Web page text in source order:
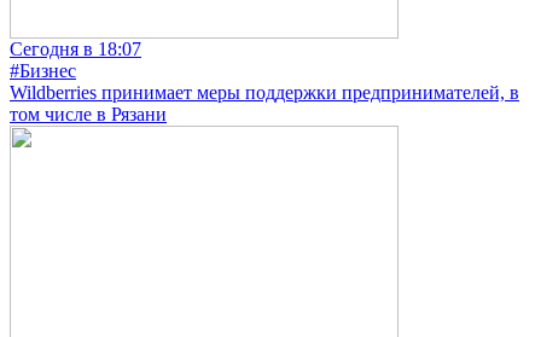
Сегодня в 18:07
#Бизнес
Wildberries принимает меры поддержки предпринимателей, в
том числе в Рязани